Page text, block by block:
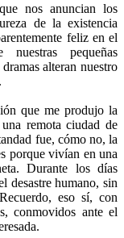
nos anuncian los
de la existencia
feliz en el
pequeñas
alteran nuestro
que me produjo la
remota ciudad de
fue, cómo no, la
porque vivían en una
Durante los días
desastre humano, sin
eso sí, con
conmovidos ante el